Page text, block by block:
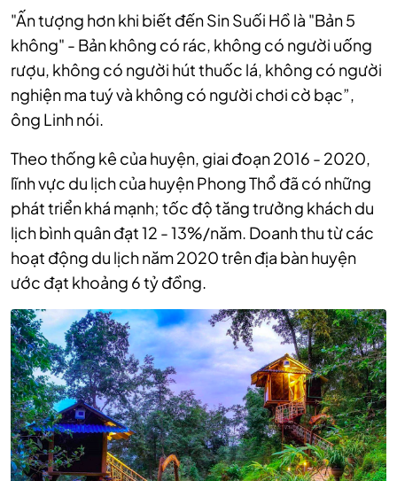
"Ấn tượng hơn khi biết đến Sin Suối Hồ là "Bản 5
không" - Bản không có rác, không có người uống
rượu, không có người hút thuốc lá, không có người
nghiện ma tuý và không có người chơi cờ bạc”,
ông Linh nói.
Theo thống kê của huyện, giai đoạn 2016 - 2020,
lĩnh vực du lịch của huyện Phong Thổ đã có những
phát triển khá mạnh; tốc độ tăng trưởng khách du
lịch bình quân đạt 12 - 13%/năm. Doanh thu từ các
hoạt động du lịch năm 2020 trên địa bàn huyện
ước đạt khoảng 6 tỷ đồng.